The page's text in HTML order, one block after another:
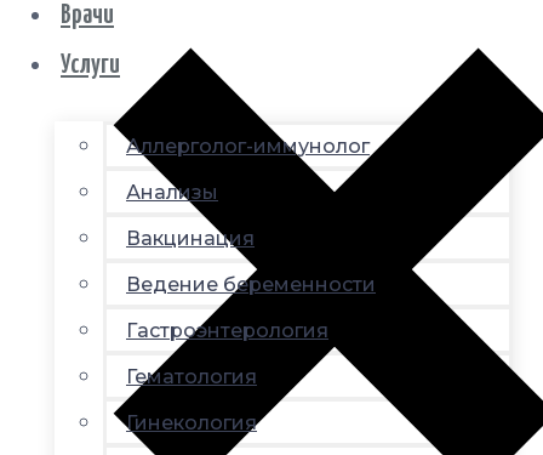
Врачи
Услуги
Аллерголог-иммунолог
Анализы
Вакцинация
Ведение беременности
Гастроэнтерология
Гематология
Гинекология